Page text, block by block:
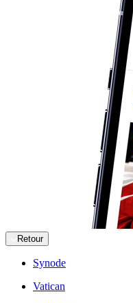
Retour
Synode
Vatican